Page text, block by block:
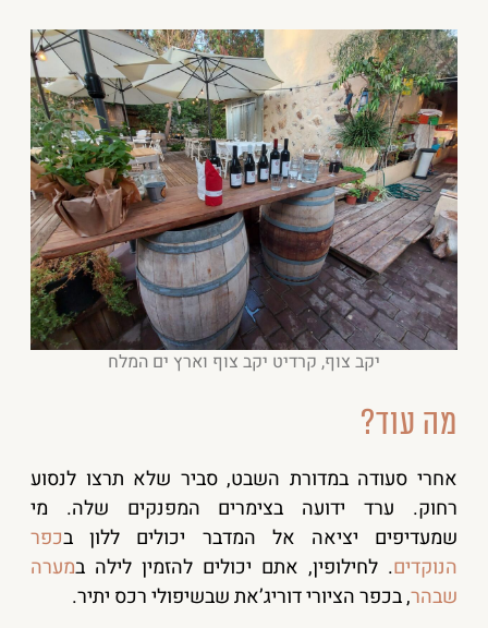
יקב צוף, קרדיט יקב צוף וארץ ים המלח
מה עוד?
אחרי סעודה במדורת השבט, סביר שלא תרצו לנסוע
רחוק. ערד ידועה בצימרים המפנקים שלה. מי
שמעדיפים יציאה אל המדבר יכולים ללון בכפר
הנוקדים. לחילופין, אתם יכולים להזמין לילה במערה
שבהר, בכפר הציורי דוריג’את שבשיפולי רכס יתיר.